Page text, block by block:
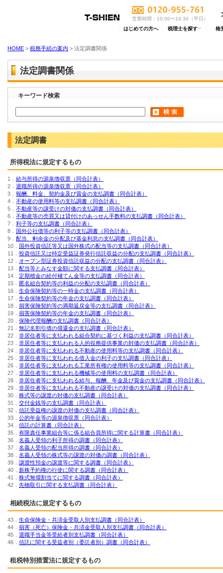
営業時間：10:00〜16:30（平日）
はじめての方へ 税理士を探す 格
HOME > 税務手続の案内 > 法定調書関係
法定調書関係
キーワード検索
法定調書
所得税法に規定するもの
1． 給与所得の源泉徴収票（同合計表）
2． 退職所得の源泉徴収票（同合計表）
3． 報酬、料金、契約金及び賞金の支払調書（同合計表）
4． 不動産の使用料等の支払調書（同合計表）
5． 不動産等の譲受けの対価の支払調書（同合計表）
6． 不動産等の売買又は貸付けのあっせん手数料の支払調書（同合計表）
7． 利子等の支払調書（同合計表）
8． 国外公社債等の利子等の支払調書（同合計表）
9． 配当、剰余金の分配及び基金利息の支払調書（同合計表）
10． 国外投資信託等又は国外株式の配当等の支払調書（同合計表）
11． 投資信託又は特定受益証券発行信託収益の分配の支払調書（同合計表）
12． オープン型証券投資信託収益の分配の支払調書（同合計表）
13． 配当等とみなす金額に関する支払調書（同合計表）
14． 定期積金の給付補てん金等の支払調書（同合計表）
15． 匿名組合契約等の利益の分配の支払調書（同合計表）
16． 生命保険契約等の一時金の支払調書（同合計表）
17． 生命保険契約等の年金の支払調書（同合計表）
18． 損害保険契約等の満期返戻金等の支払調書（同合計表）
19． 損害保険契約等の年金の支払調書（同合計表）
20． 保険代理報酬の支払調書（同合計表）
21． 無記名割引債の償還金の支払調書（同合計表）
22． 非居住者等に支払われる組合契約に基づく利益の支払調書（同合計表）
23． 非居住者等に支払われる人的役務提供事業の対価の支払調書（同合計表）
24． 非居住者等に支払われる不動産の使用料等の支払調書（同合計表）
25． 非居住者等に支払われる借入金の利子の支払調書（同合計表）
26． 非居住者等に支払われる工業所有権の使用料等の支払調書（同合計表）
27． 非居住者等に支払われる機械等の使用料の支払調書（同合計表）
28． 非居住者等に支払われる給与、報酬、年金及び賞金の支払調書（同合計表）
29． 非居住者等に支払われる不動産の譲受けの対価の支払調書（同合計表）
30． 株式等の譲渡の対価の支払調書（同合計表）
31． 交付金銭等の支払調書（同合計表）
32． 信託受益権の譲渡の対価の支払調書（同合計表）
33． 公的年金等の源泉徴収票（同合計表）
34． 信託の計算書（同合計表）
35． 有限責任事業組合等に係る組合員所得に関する計算書（同合計表）
36． 名義人受領の利子所得の調書（同合計表）
37． 名義人受領の配当所得の調書（同合計表）
38． 名義人受領の株式等の譲渡の対価の調書（同合計表）
39． 譲渡性預金の譲渡等に関する調書（同合計表）
40． 新株予約権の行使に関する調書（同合計表）
41． 株式無償割当てに関する調書（同合計表）
42． 先物取引に関する支払調書（同合計表）
相続税法に規定するもの
43． 生命保険金・共済金受取人別支払調書（同合計表）
44． 損害（死亡）保険金・共済金受取人別支払調書（同合計表）
45． 退職手当金等受給者別支払調書（同合計表）
46． 信託に関する受益者別（委託者別）調書（同合計表）
租税特別措置法に規定するもの